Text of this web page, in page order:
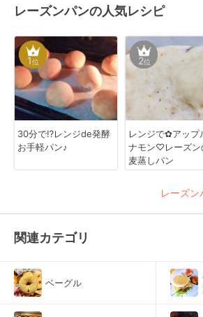
レーズンパンの人気レシピ
1位
30分で⁉レンジde発酵
お手軽パン♪
2位
レンジで✿アップ
ナモン♡レーズン
麦蒸しパン
レーズ
関連カテゴリ
ベーグル